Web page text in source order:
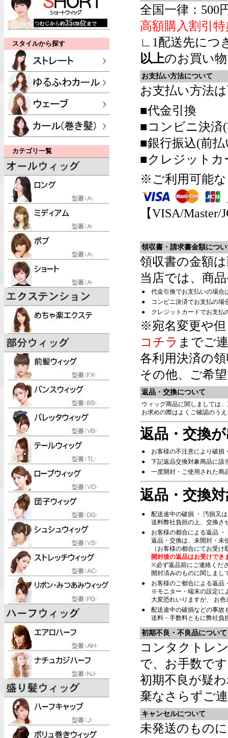
スタイルから探す
カテゴリ一覧
全国一律：500
高額購入割引特
∟1配送先につ
以上のお買い
お支払い方法について
お支払い方法
■代金引換
■コンビニ決済
■銀行振込(前払
■クレジットカ
※ご利用可能
【VISA/
領収書・請求書金額につい
領収書の金額
当店では、商
●
代金引換でお支払いの場合
●
コンビニ決済でお支払の場
●
クレジットカードでお支払
※宛名変更や但
コチラ までご
各利用決済の
その他、ご希
返品・交換について
ウィッグ商品に関しましては
お求めの際はよくご確認のう
返品・交換
●
お客様の不注意により破損
●
下記返品交換対象商品に該
●
一度開封・ご使用された商
返品・交換
●
配送途中の破損 ・ 汚損又
送料弊社負担の上、交換さ
●
お客様の都合による返品 ・
返品・交換は、未開封・未
（お客様の都合にてお受
開封後の返品はお受けでき
※必ず返品前にご連絡くだ
開封済みのものに関しまし
●
お客様のご都合による返品
※モニター・端末の設定に
大変恐れいりますが、 お
●
配送途中の破損などの事故
送料・手数料ともに弊社負
初期不良・不良品について
コンタクトレ
で、お手数で
初期不良が疑
棄なさらずご
キャンセルについて
未発送のもの